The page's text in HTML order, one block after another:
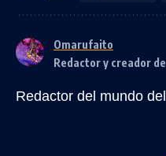
Omarufaito
Redactor y creador
Redactor del mundo